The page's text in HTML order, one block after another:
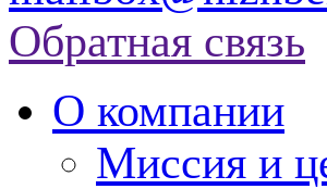
Обратная связь
О компании
Миссия и